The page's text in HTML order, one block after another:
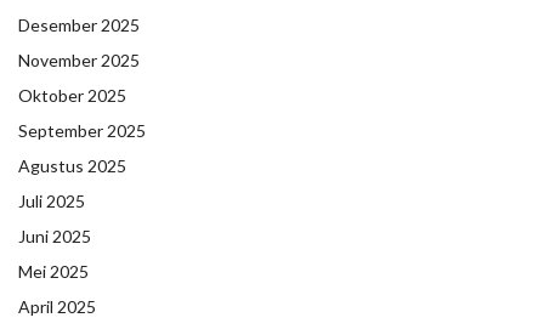
Desember 2025
November 2025
Oktober 2025
September 2025
Agustus 2025
Juli 2025
Juni 2025
Mei 2025
April 2025